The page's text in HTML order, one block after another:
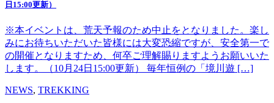
日15:00更新）
※本イベントは、荒天予報のため中止をとなりました。楽し
みにお待ちいただいた皆様には大変恐縮ですが、安全第一で
の開催となりますため、何卒ご理解賜りますようお願いいた
します。（10月24日15:00更新） 毎年恒例の「境川遊 […]
NEWS, TREKKING